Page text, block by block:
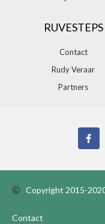
RUVESTEPS
Contact
Rudy Veraar
Partners
Copyright 2015-
Contact